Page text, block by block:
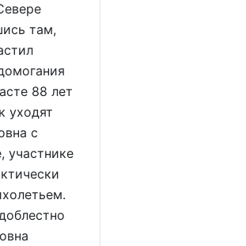
там,
88 лет
уходят
с
участнике